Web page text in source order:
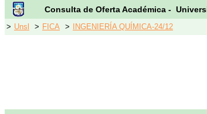
Consulta de Oferta Académica -
> Unsl > FICA > INGENIERÍA QUÍMICA-24/12